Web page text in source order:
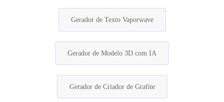
Gerador de Texto Vaporwave
Gerador de Modelo 3D com IA
Gerador de Criador de Grafite